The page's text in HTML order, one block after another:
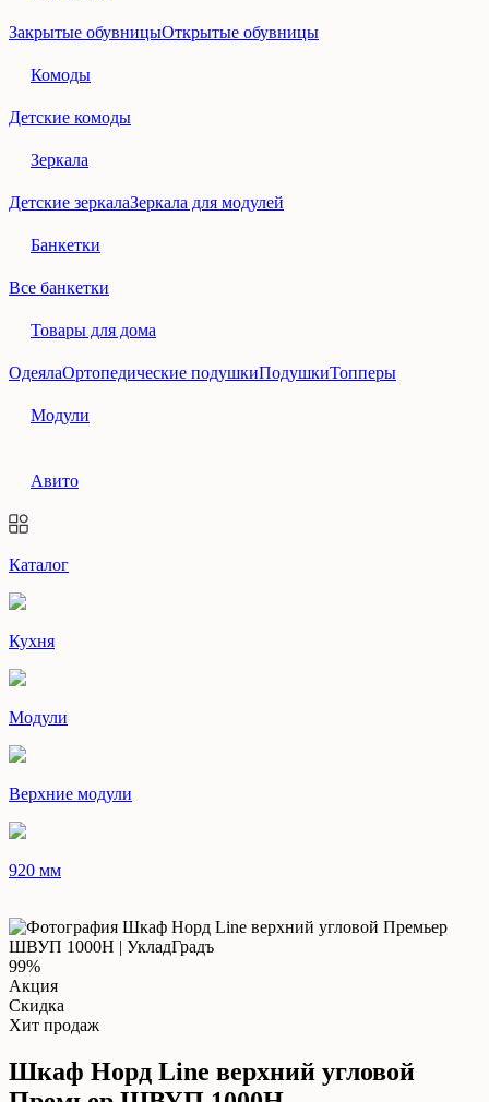
Закрытые обувницыОткрытые обувницы
Комоды
Детские комоды
Зеркала
Детские зеркалаЗеркала для модулей
Банкетки
Все банкетки
Товары для дома
ОдеялаОртопедические подушкиПодушкиТопперы
Модули
Авито
Каталог
Кухня
Модули
Верхние модули
920 мм
99%
Акция
Скидка
Хит продаж
Шкаф Норд Line верхний угловой